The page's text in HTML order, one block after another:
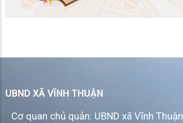
UBND XÃ VĨNH THUẬN
Cơ quan chủ quản: UBND xã Vĩnh Thuận